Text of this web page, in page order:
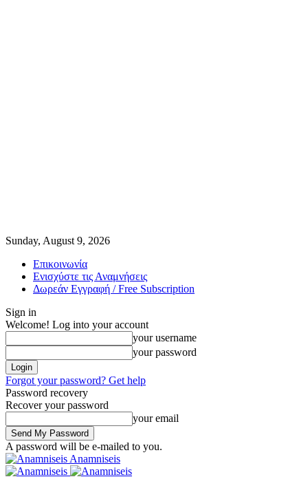
Sunday, August 9, 2026
Επικοινωνία
Ενισχύστε τις Αναμνήσεις
Δωρεάν Εγγραφή / Free Subscription
Sign in
Welcome! Log into your account
your username
your password
Forgot your password? Get help
Password recovery
Recover your password
your email
A password will be e-mailed to you.
Anamniseis